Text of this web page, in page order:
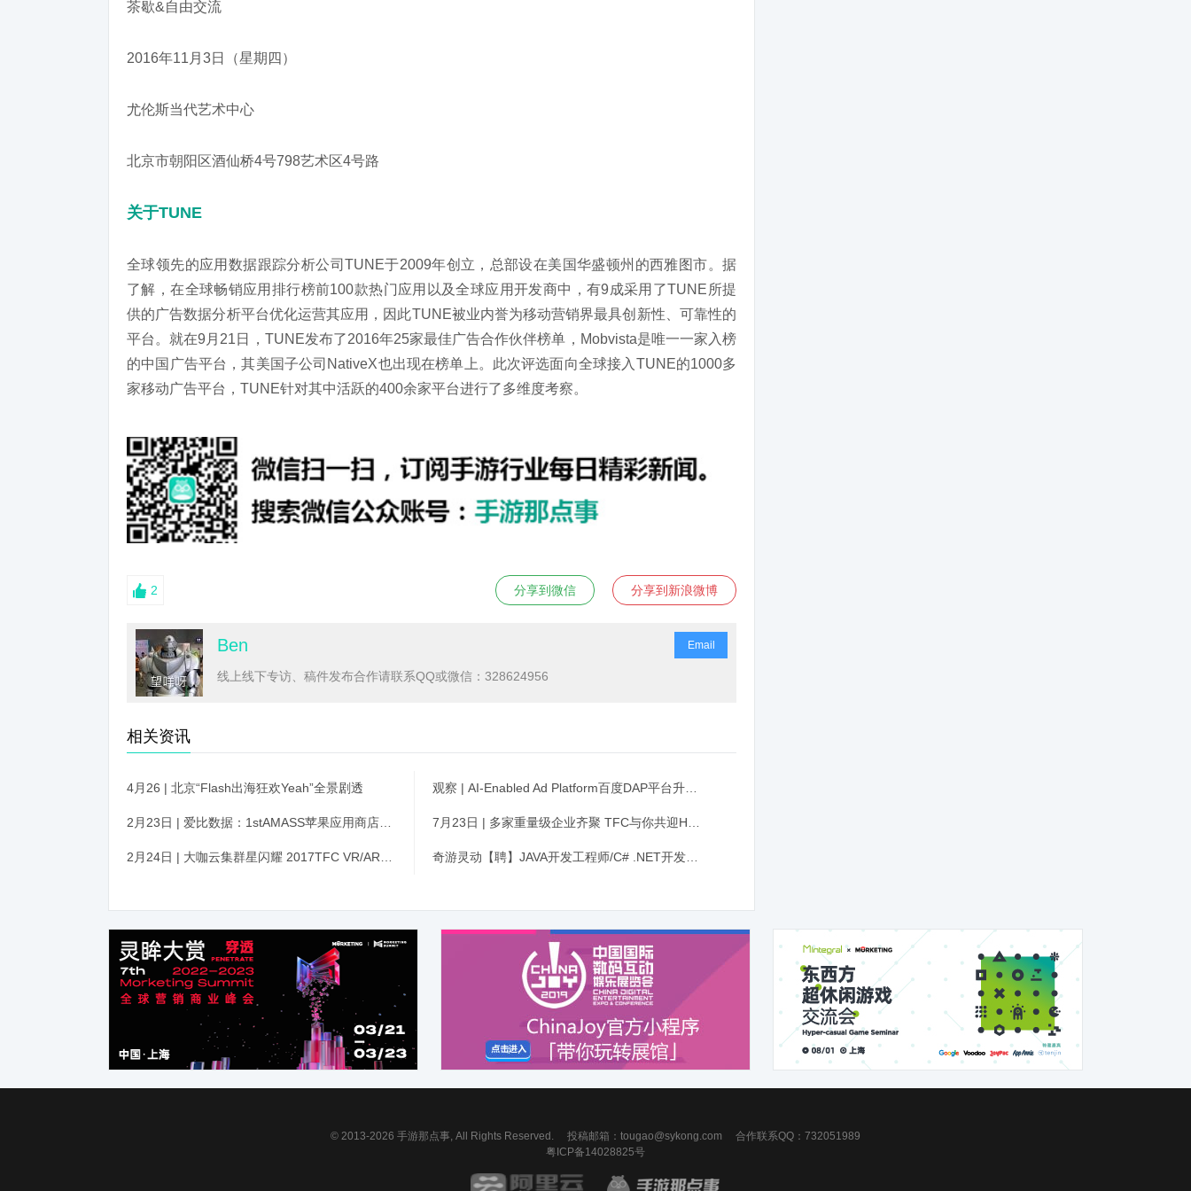
茶歇&自由交流
2016年11月3日（星期四）
尤伦斯当代艺术中心
北京市朝阳区酒仙桥4号798艺术区4号路
关于TUNE
全球领先的应用数据跟踪分析公司TUNE于2009年创立，总部设在美国华盛顿州的西雅图市。据
了解，在全球畅销应用排行榜前100款热门应用以及全球应用开发商中，有9成采用了TUNE所提
供的广告数据分析平台优化运营其应用，因此TUNE被业内誉为移动营销界最具创新性、可靠性的
平台。就在9月21日，TUNE发布了2016年25家最佳广告合作伙伴榜单，Mobvista是唯一一家入榜
的中国广告平台，其美国子公司NativeX也出现在榜单上。此次评选面向全球接入TUNE的1000多
家移动广告平台，TUNE针对其中活跃的400余家平台进行了多维度考察。
2 分享到新浪微博
分享到微信
Ben
线上线下专访、稿件发布合作请联系QQ或微信：328624956
Email
相关资讯
4月26 | 北京“Flash出海狂欢Yeah”全景剧透
© 2013-2026 手游那点事, All Rights Reserved. 投稿邮箱： tougao@sykong.com 合作联系QQ：732051989
粤ICP备14028825号